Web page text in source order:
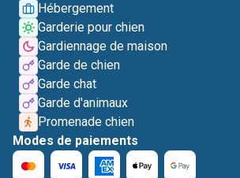
Hébergement
Garderie pour chien
Gardiennage de maison
Garde de chien
Garde chat
Garde d'animaux
Promenade chien
Modes de paiements